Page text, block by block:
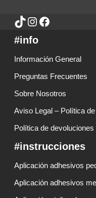
#info
Información General
Preguntas Frecuentes
Sobre Nosotros
Aviso Legal – Política
Política de
#instrucciones
Aplicación adhesivos
Aplicación adhesivos